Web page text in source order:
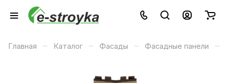
Главная – Каталог – Фасады – Фасадные панели –